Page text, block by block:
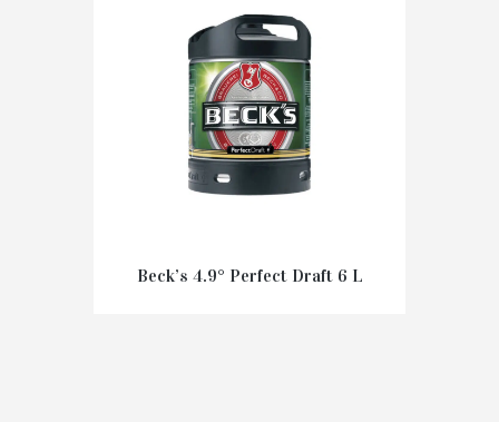
Beck’s 4.9° Perfect Draft 6 L